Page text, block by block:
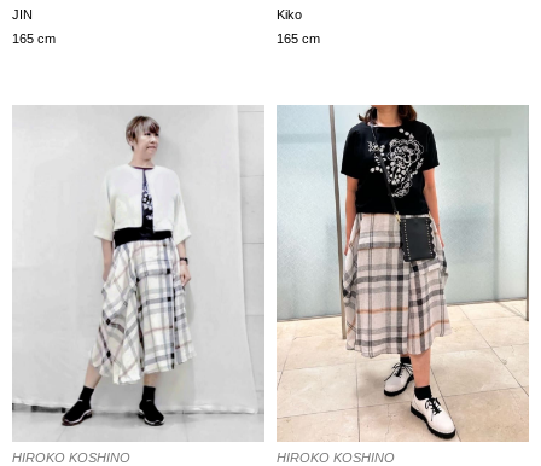
JIN
165 cm
Kiko
165 cm
HIROKO KOSHINO
HIROKO KOSHINO